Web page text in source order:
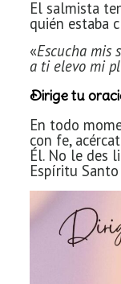
El salmista
quién estaba
«Escucha mis
a ti elevo mi
Dirige tu
En todo
con fe,
Él. No le des
Espíritu